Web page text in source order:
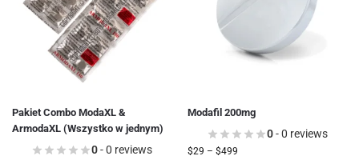
Pakiet Combo ModaXL &
ArmodaXL (Wszystko w jednym)
0- 0 reviews
Modafil 200mg
0- 0 reviews
$29 – $499